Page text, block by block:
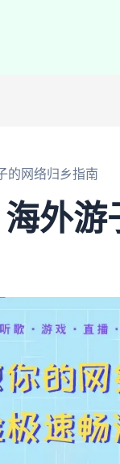
的网络归乡指南
外游